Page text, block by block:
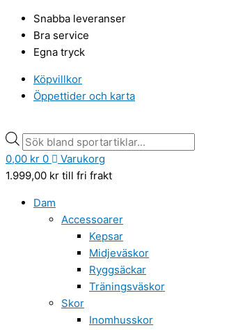
innehåll
Snabba leveranser
Bra service
Egna tryck
Köpvillkor
Öppettider och karta
search
0,00 kr 0
Varukorg
1.999,00 kr till fri frakt
Dam
Accessoarer
Kepsar
Midjeväskor
Ryggsäckar
Träningsväskor
Skor
Inomhusskor
search
Curl
UV-
keps
fuschia
mängd